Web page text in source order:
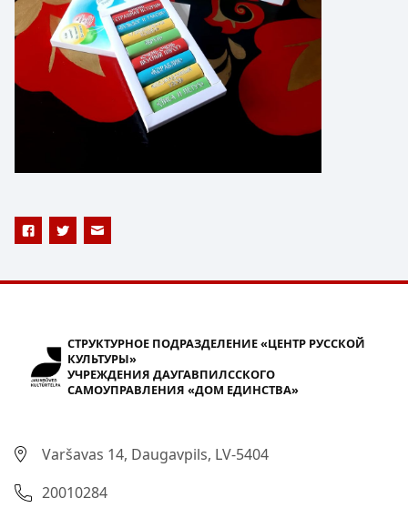
СТРУКТУРНОЕ ПОДРАЗДЕЛЕНИЕ «ЦЕНТР РУССКОЙ
КУЛЬТУРЫ»
УЧРЕЖДЕНИЯ ДАУГАВПИЛССКОГО
САМОУПРАВЛЕНИЯ «ДОМ ЕДИНСТВА»
Varšavas 14, Daugavpils, LV-5404
20010284